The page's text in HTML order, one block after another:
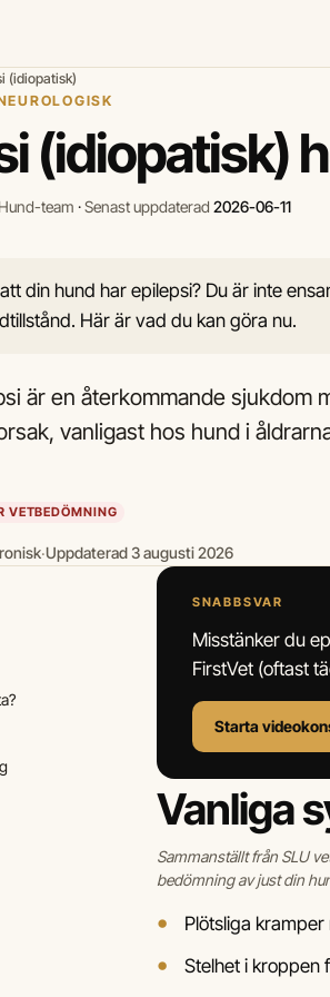
(idiopatisk)
(idiopatisk)
Hund-team ·Senast uppdaterad 2026-06-11
din hund har epilepsi? Du är inte
Här är vad du kan göra nu.
är en återkommande sjukdom
vanligast hos hund i
VETBEDÖMNING
·Uppdaterad 3 augusti 2026
SNABBSVAR
Misstänker du
FirstVet (oftast
Starta
Vanliga
Sammanställt från SLU
bedömning av just din
Plötsliga
Stelhet i kroppen